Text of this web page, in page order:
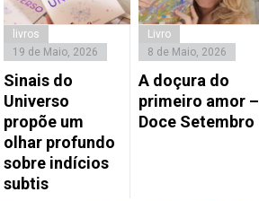
livros
19 de Maio, 2026
Sinais do
Universo
propõe um
olhar profundo
sobre indícios
subtis
Livro
8 de Maio, 2026
A doçura do
primeiro amor –
Doce Setembro